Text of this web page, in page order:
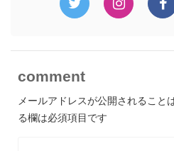
comment
メールアドレスが公開されること
る欄は必須項目です